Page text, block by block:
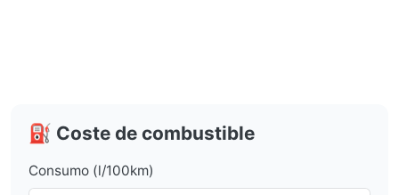
⛽ Coste de combustible
Consumo (l/100km)